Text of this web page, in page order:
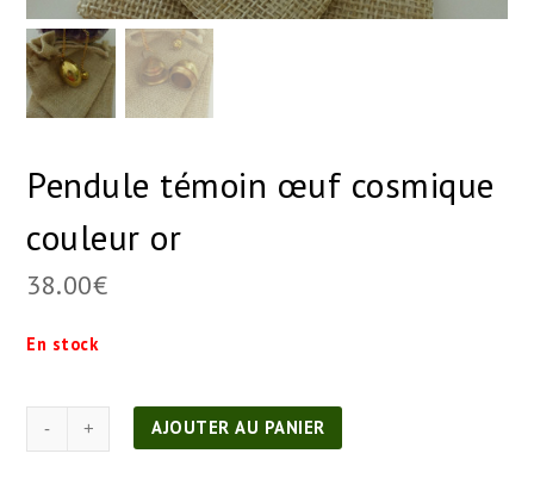
Pendule témoin œuf cosmique
couleur or
38.00€
En stock
quantité
de
AJOUTER AU PANIER